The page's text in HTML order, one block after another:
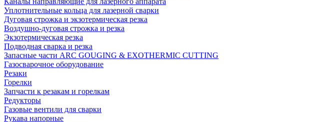
Уплотнительные кольца для лазерной сварки
Дуговая строжка и экзотермическая резка
Воздушно-дуговая строжка и резка
Экзотермическая резка
Подводная сварка и резка
Запасные части ARC GOUGING & EXOTHERMIC CUTTING
Газосварочное оборудование
Резаки
Горелки
Запчасти к резакам и горелкам
Редукторы
Газовые вентили для сварки
Рукава напорные